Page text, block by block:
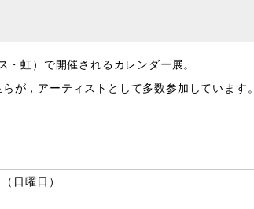
虹）で開催されるカレンダー展。
が，アーティストとして多数参加しています。
日曜日）